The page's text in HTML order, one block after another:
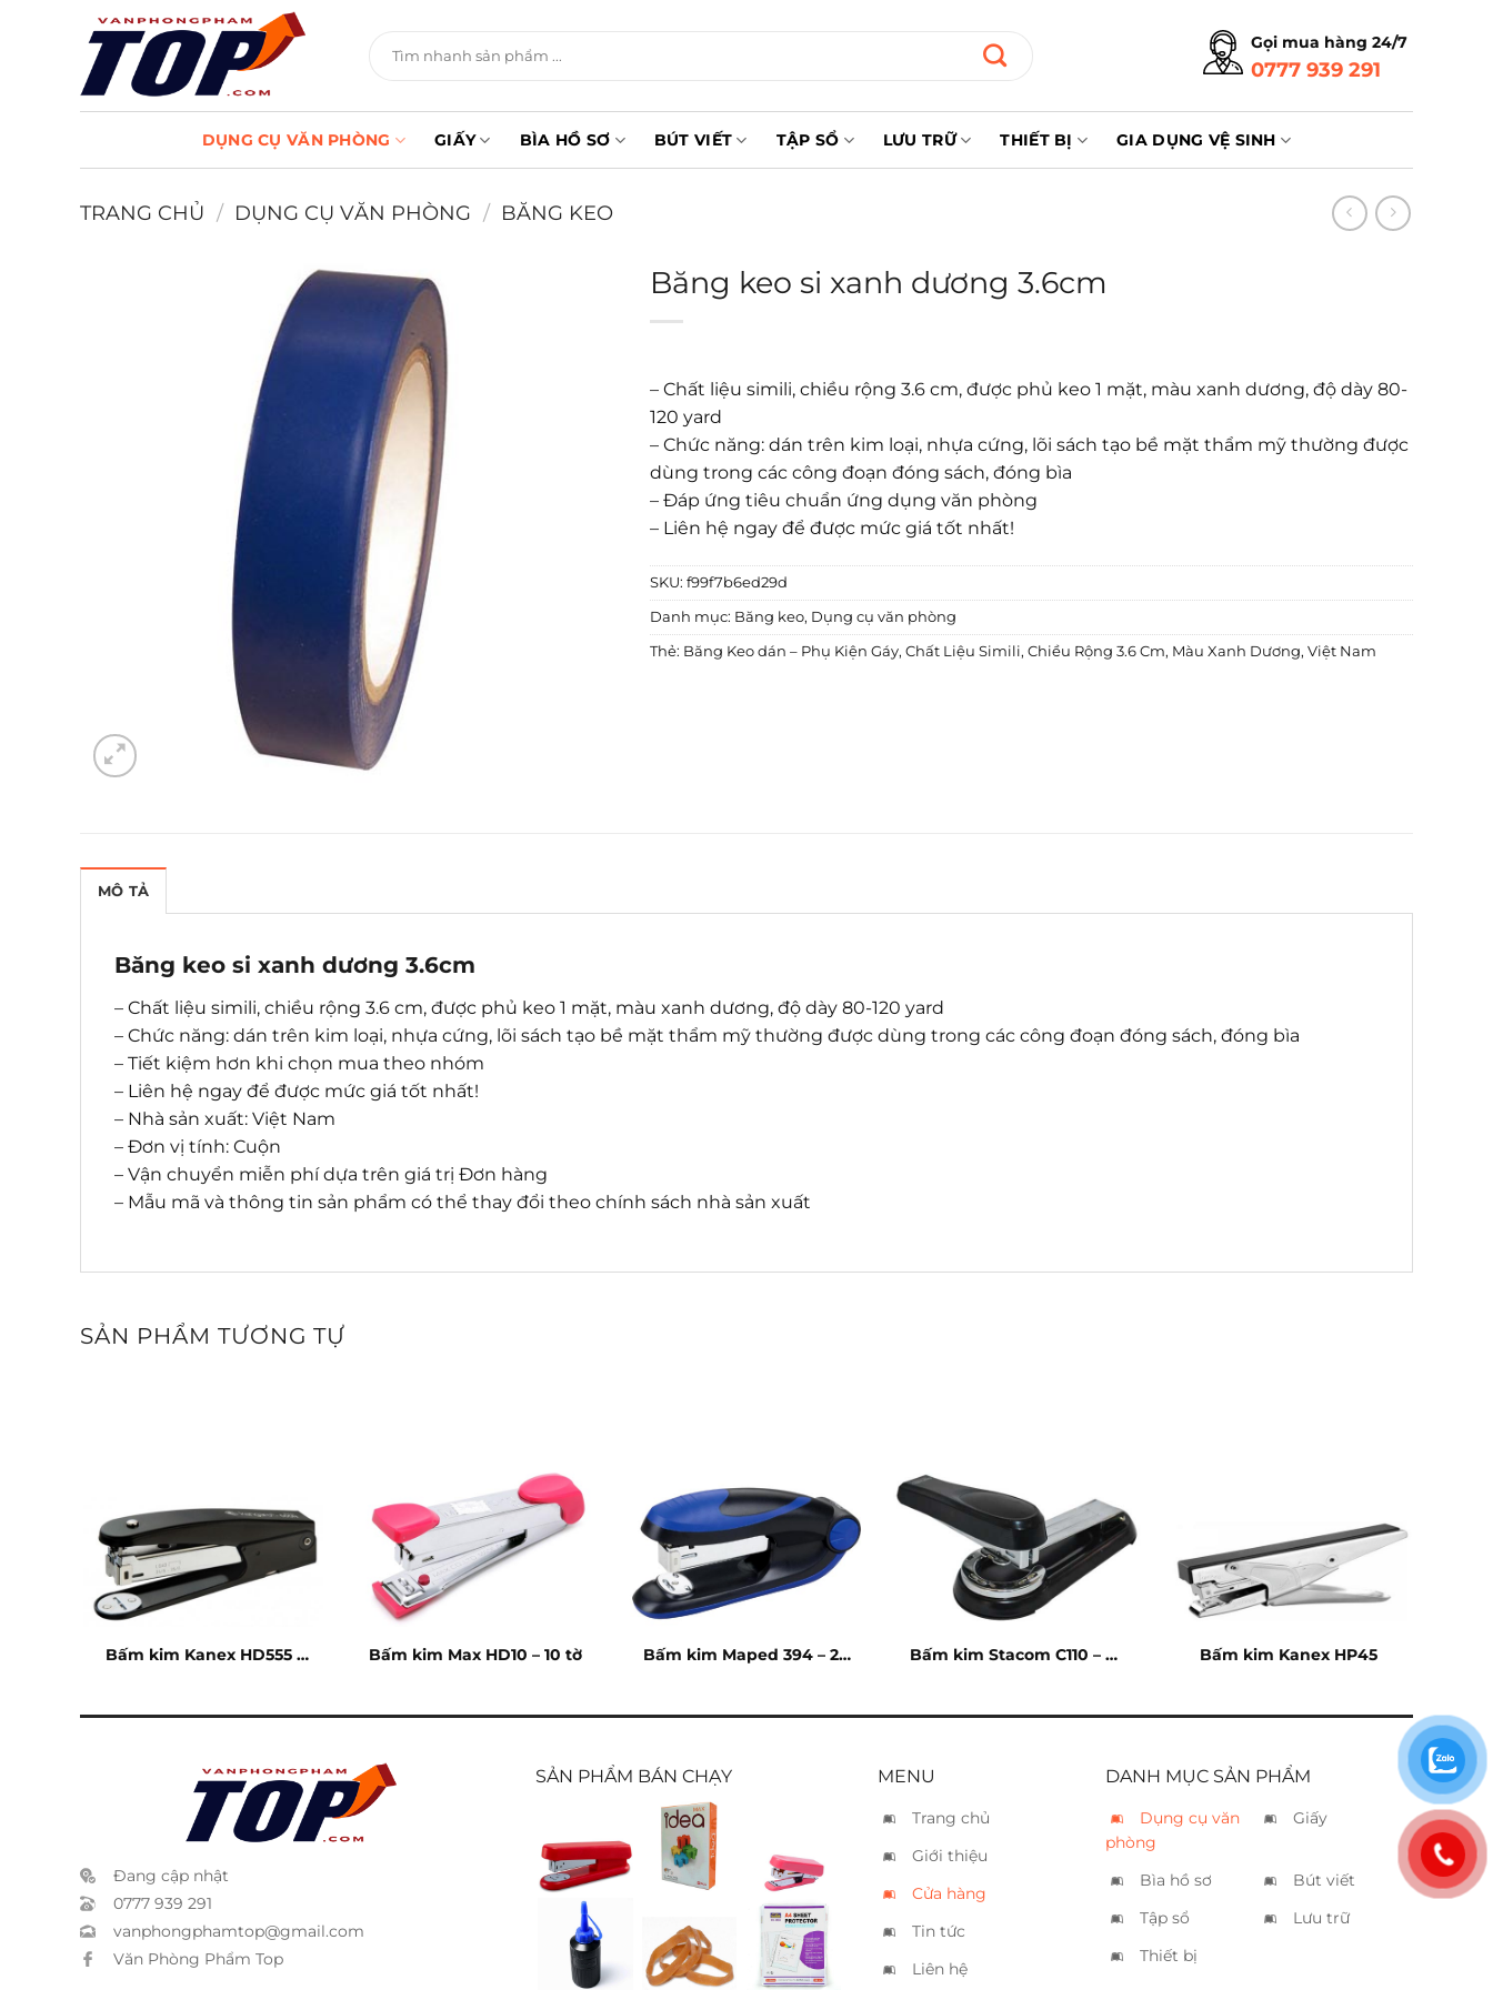
kiếm:
Gọi mua hàng 24/7
0777 939 291
DỤNG CỤ VĂN PHÒNG GIẤY BÌA HỒ SƠ BÚT VIẾT TẬP SỔ LƯU TRỮ THIẾT BỊ GIA DỤNG VỆ SINH
TRANG CHỦ / DỤNG CỤ VĂN PHÒNG / BĂNG KEO
Băng keo si xanh dương 3.6cm
– Chất liệu simili, chiều rộng 3.6 cm, được phủ keo 1 mặt, màu xanh dương, độ dày 80-
120 yard
– Chức năng: dán trên kim loại, nhựa cứng, lõi sách tạo bề mặt thẩm mỹ thường được
dùng trong các công đoạn đóng sách, đóng bìa
– Đáp ứng tiêu chuẩn ứng dụng văn phòng
– Liên hệ ngay để được mức giá tốt nhất!
SKU: f99f7b6ed29d
Danh mục: Băng keo, Dụng cụ văn phòng
Thẻ: Băng Keo dán – Phụ Kiện Gáy, Chất Liệu Simili, Chiều Rộng 3.6 Cm, Màu Xanh Dương, Việt Nam
MÔ TẢ
Băng keo si xanh dương 3.6cm
– Chất liệu simili, chiều rộng 3.6 cm, được phủ keo 1 mặt, màu xanh dương, độ dày 80-120 yard
– Chức năng: dán trên kim loại, nhựa cứng, lõi sách tạo bề mặt thẩm mỹ thường được dùng trong các công đoạn đóng sách, đóng bìa
– Tiết kiệm hơn khi chọn mua theo nhóm
– Liên hệ ngay để được mức giá tốt nhất!
– Nhà sản xuất: Việt Nam
– Đơn vị tính: Cuộn
– Vận chuyển miễn phí dựa trên giá trị Đơn hàng
– Mẫu mã và thông tin sản phẩm có thể thay đổi theo chính sách nhà sản xuất
SẢN PHẨM TƯƠNG TỰ
Bấm kim Kanex HD555 –
Bấm kim Max HD10 – 10 tờ
Bấm kim Maped 394 – 20
Bấm kim Stacom C110 – 20
Bấm kim Kanex HP45
Đang cập nhật
0777 939 291
vanphongphamtop@gmail.com
Văn Phòng Phẩm Top
SẢN PHẨM BÁN CHẠY
Bấm kim
Kwtrio
5870 – 20
Giấy Idea
A4 70 Kanex
Mini – 10
tờ
Mực lông
dầu
xanh
Dây thun
bản lớn
Bìa lổ
Suremark
SQ-5006
MENU
Trang chủ
Giới thiệu
Cửa hàng
Tin tức
Liên hệ
DANH MỤC SẢN PHẨM
Dụng cụ văn
phòng
Giấy
Bìa hồ sơ
Bút viết
Tập sổ
Lưu trữ
Thiết bị